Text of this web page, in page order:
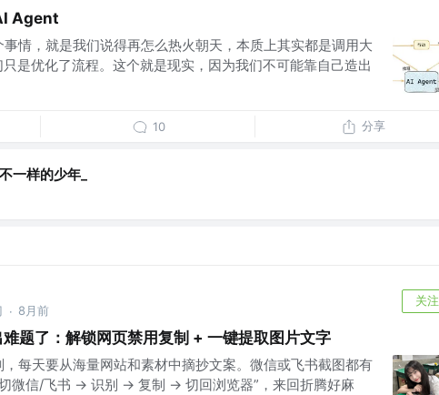
Agent
情，就是我们说得再怎么热火朝天，本质上其实都是调用大
是优化了流程。这个就是现实，因为我们不可能靠自己造出
10 分享
不一样的少年_
· 8月前
关注
题了：解锁网页禁用复制 + 一键提取图片文字
每天要从海量网站和素材中摘抄文案。微信或飞书截图都有
微信/飞书 → 识别 → 复制 → 切回浏览器”，来回折腾好麻